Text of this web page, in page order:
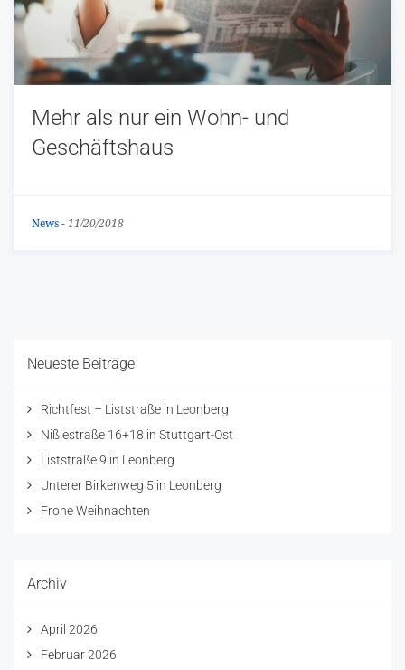
Mehr als nur ein Wohn- und
Geschäftshaus
News - 11/20/2018
Neueste Beiträge
Richtfest – Liststraße in Leonberg
Nißlestraße 16+18 in Stuttgart-Ost
Liststraße 9 in Leonberg
Unterer Birkenweg 5 in Leonberg
Frohe Weihnachten
Archiv
April 2026
Februar 2026